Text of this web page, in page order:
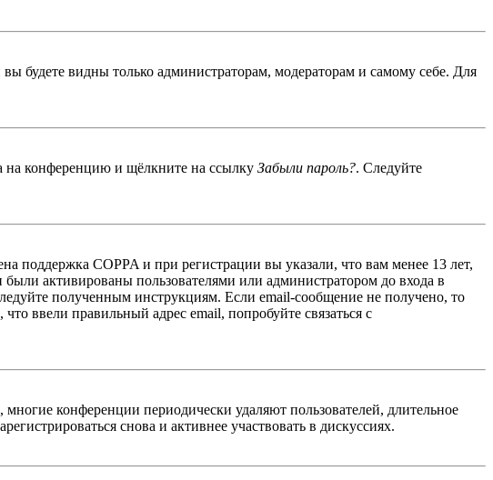
вы будете видны только администраторам, модераторам и самому себе. Для
на конференцию и щёлкните на ссылку Забыли пароль?. Следуйте
поддержка COPPA и при регистрации вы указали, что вам менее 13 лет,
активированы пользователями или администратором до входа в
полученным инструкциям. Если email-сообщение не получено, то
ввели правильный адрес email, попробуйте связаться с
конференции периодически удаляют пользователей, длительное
снова и активнее участвовать в дискуссиях.